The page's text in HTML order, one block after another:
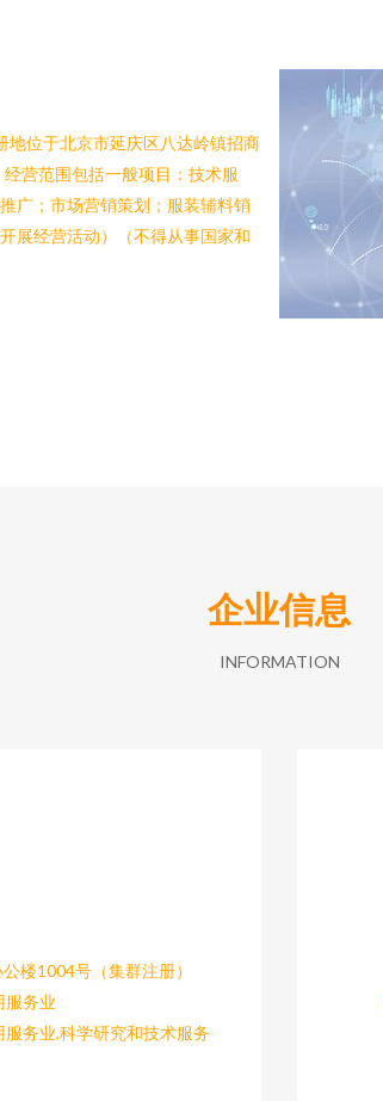
位于北京市延庆区八达岭镇招商
营范围包括一般项目：技术服
广；市场营销策划；服装辅料销
展经营活动）（不得从事国家和
企业信息
INFORMATION
楼1004号（集群注册）
服务业
务业,科学研究和技术服务